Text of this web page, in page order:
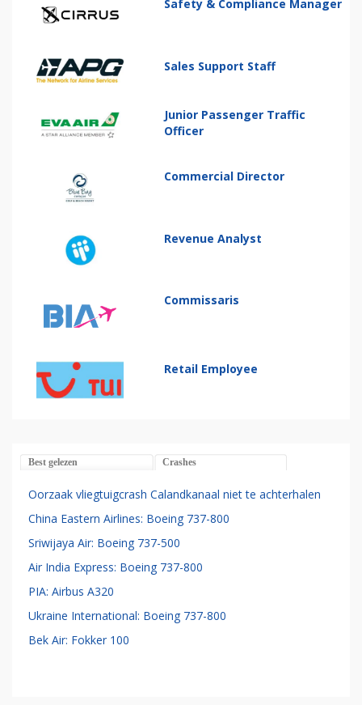
Safety & Compliance Manager
Sales Support Staff
Junior Passenger Traffic
Officer
Commercial Director
Revenue Analyst
Commissaris
Retail Employee
Best gelezen Crashes
Oorzaak vliegtuigcrash Calandkanaal niet te achterhalen
China Eastern Airlines: Boeing 737-800
Sriwijaya Air: Boeing 737-500
Air India Express: Boeing 737-800
PIA: Airbus A320
Ukraine International: Boeing 737-800
Bek Air: Fokker 100